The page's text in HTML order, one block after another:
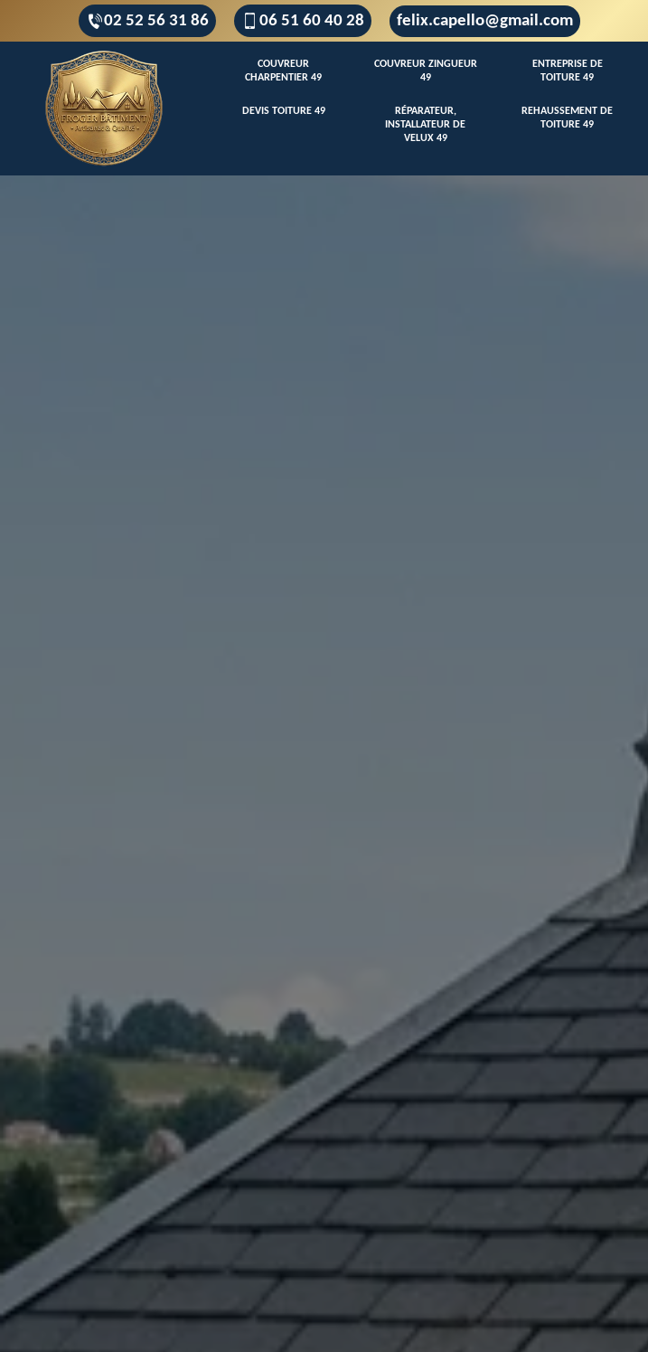
02 52 56 31 86 06 51 60 40 28 felix.capello@gmail.com
COUVREUR
CHARPENTIER 49
COUVREUR ZINGUEUR
49
ENTREPRISE DE
TOITURE 49
DEVIS TOITURE 49
RÉPARATEUR,
INSTALLATEUR DE
VELUX 49
REHAUSSEMENT DE
TOITURE 49